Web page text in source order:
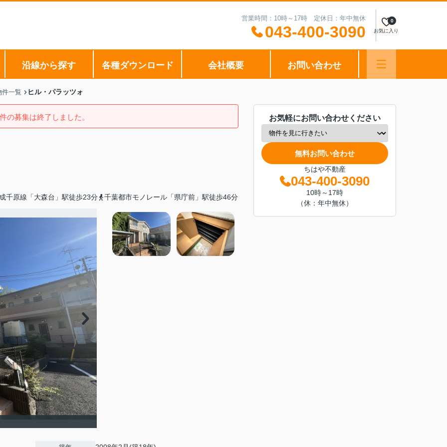
営業時間：10時～17時 定休日：年中無休
043-400-3090 お気に入り
0
沿線から探す 各種ダウンロード 会社概要 お問い合わせ
件一覧 ヒル・パラッツォ
の募集は終了しました。
千原線「大森台」駅徒歩23分 千葉都市モノレール「県庁前」駅徒歩46分
お気軽にお問い合わせください
無料お問い合わせ
ちはや不動産
043-400-3090
10時～17時
（休：年中無休）